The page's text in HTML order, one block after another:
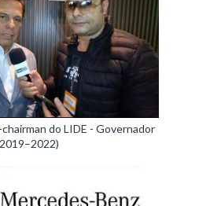
do LIDE - Governador